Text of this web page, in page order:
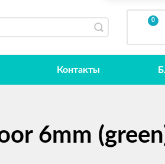
0
Контакты
6mm